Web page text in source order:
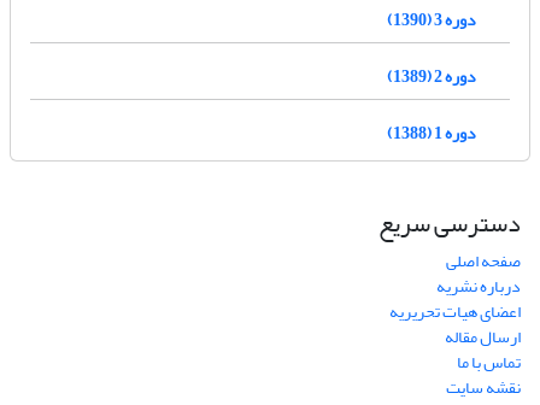
دوره 3 (1390)
دوره 2 (1389)
دوره 1 (1388)
دسترسی سریع
صفحه اصلی
درباره نشریه
اعضای هیات تحریریه
ارسال مقاله
تماس با ما
نقشه سایت